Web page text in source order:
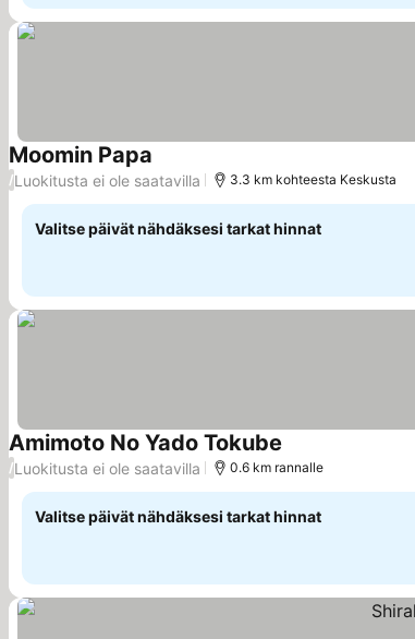
Moomin Papa Katso hinnat
/Luokitusta ei ole saatavilla 3.3 km kohteesta Keskusta
Valitse päivät nähdäksesi tarkat hinnat
Amimoto No Yado Tokube
/Luokitusta ei ole saatavilla 0.6 km rannalle
Valitse päivät nähdäksesi tarkat hinnat